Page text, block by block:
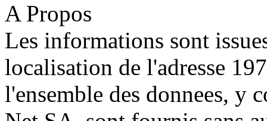
A Propos
Les informations sont
localisation de l'adresse
l'ensemble des donnees, y